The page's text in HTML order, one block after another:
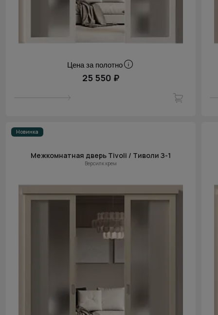
Цена за полотно
25 550 ₽
Новинка
Межкомнатная дверь Tivoli / Тиволи З-1
Версилк крем